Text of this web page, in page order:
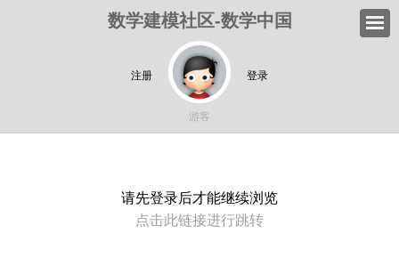
数学建模社区-数学中国
注册 登录
游客
请先登录后才能继续浏览
点击此链接进行跳转